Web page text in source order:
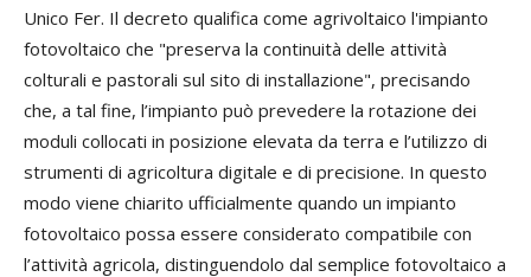
Unico Fer. Il decreto qualifica come agrivoltaico l'impianto
fotovoltaico che "preserva la continuità delle attività
colturali e pastorali sul sito di installazione", precisando
che, a tal fine, l’impianto può prevedere la rotazione dei
moduli collocati in posizione elevata da terra e l’utilizzo di
strumenti di agricoltura digitale e di precisione. In questo
modo viene chiarito ufficialmente quando un impianto
fotovoltaico possa essere considerato compatibile con
l’attività agricola, distinguendolo dal semplice fotovoltaico a